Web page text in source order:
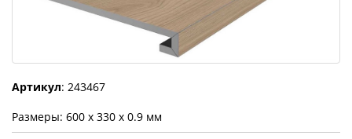
Артикул: 243467
Размеры: 600 x 330 x 0.9 мм